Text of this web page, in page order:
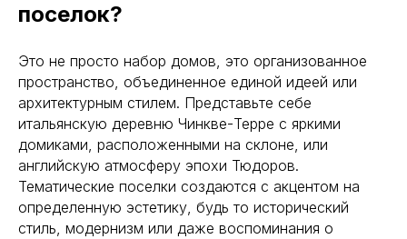
поселок?
Это не просто набор домов, это организованное
пространство, объединенное единой идеей или
архитектурным стилем. Представьте себе
итальянскую деревню Чинкве-Терре с яркими
домиками, расположенными на склоне, или
английскую атмосферу эпохи Тюдоров.
Тематические поселки создаются с акцентом на
определенную эстетику, будь то исторический
стиль, модернизм или даже воспоминания о